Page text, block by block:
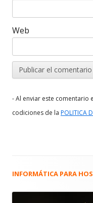
Web
- Al enviar este comentario
codiciones de la POLITICA
Barra
INFORMÁTICA PARA